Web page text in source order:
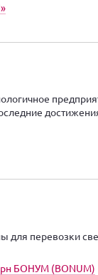
для перевозки
БОНУМ (BONUM)